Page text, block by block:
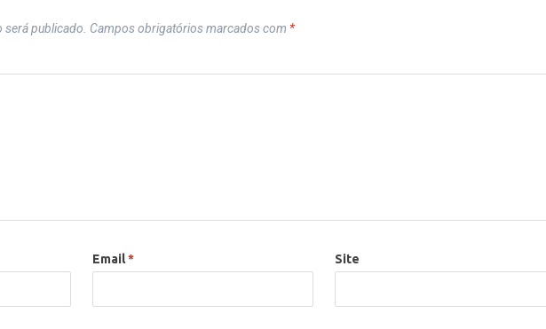
será publicado. Campos obrigatórios marcados com *
Email* Site